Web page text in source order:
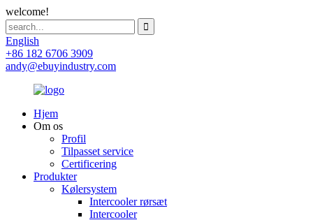
welcome!
English
+86 182 6706 3909
andy@ebuyindustry.com
Hjem
Om os
Profil
Tilpasset service
Certificering
Produkter
Kølersystem
Intercooler rørsæt
Intercooler